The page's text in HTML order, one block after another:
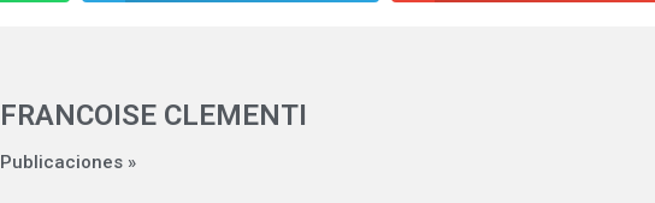
FRANCOISE CLEMENTI
Publicaciones »